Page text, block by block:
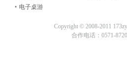
电子桌游
Copyright © 2008-2011
合作电话：0571-